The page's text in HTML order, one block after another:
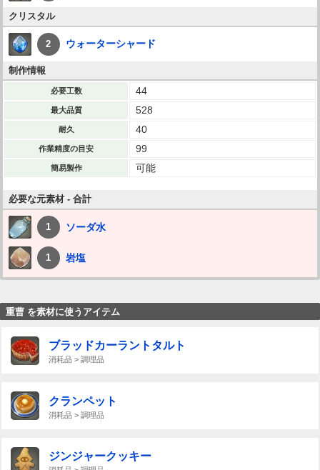
クリスタル
2 ウォーターシャード
制作情報
必要工数 44
最大品質 528
耐久 40
作業精度の目安 99
簡易製作 可能
必要な元素材 - 合計
1 ソーダ水
1 岩塩
重曹 を素材に使うアイテム
ブラッドカーラントタルト
消耗品 > 調理品
クランペット
消耗品 > 調理品
ジンジャークッキー